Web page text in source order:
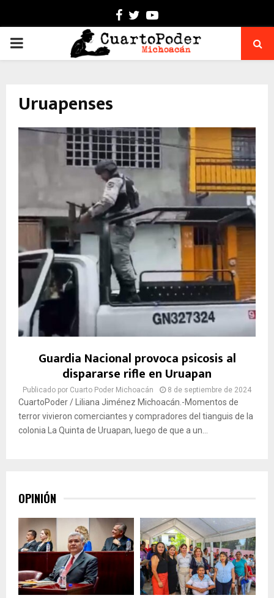
Facebook
TwitterYoutube
PRIMARY
Uruapenses
Guardia Nacional provoca psicosis al
dispararse rifle en Uruapan
Publicado por Cuarto Poder Michoacán 8 de septiembre de 2024
CuartoPoder / Liliana Jiménez Michoacán.-Momentos de
terror vivieron comerciantes y compradores del tianguis de la
colonia La Quinta de Uruapan, luego de que a un...
OPINIÓN